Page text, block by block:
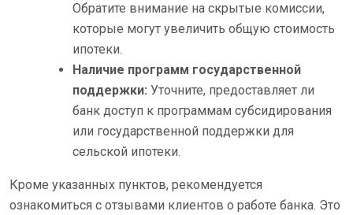
Обратите внимание на скрытые комиссии,
которые могут увеличить общую стоимость
ипотеки.
Наличие программ государственной
поддержки: Уточните, предоставляет ли
банк доступ к программам субсидирования
или государственной поддержки для
сельской ипотеки.
Кроме указанных пунктов, рекомендуется
ознакомиться с отзывами клиентов о работе банка. Это